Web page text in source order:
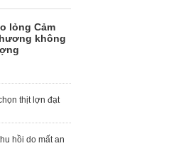
lỏng Cảm
không
thịt lợn đạt
hồi do mất an